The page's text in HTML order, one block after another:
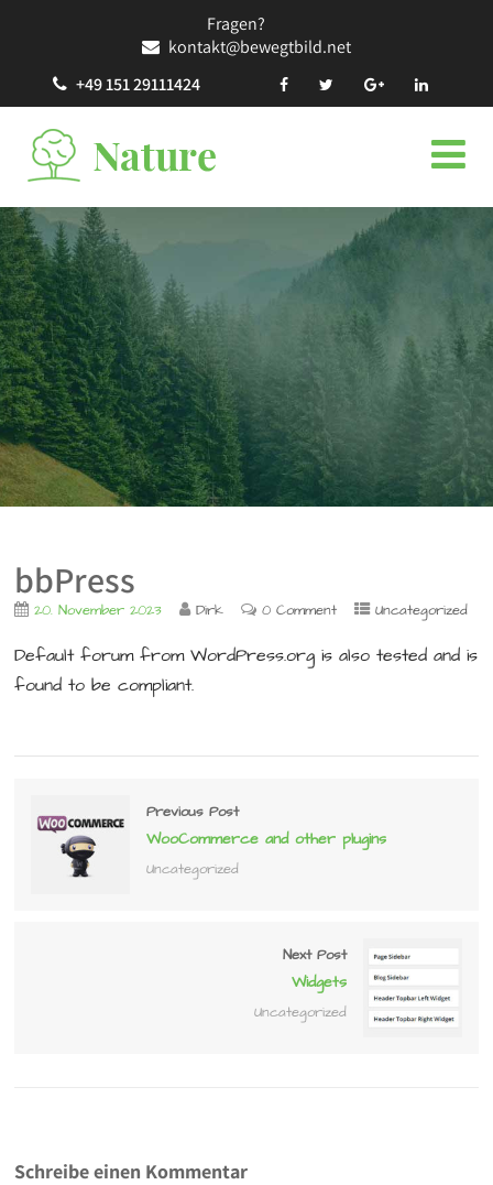
Fragen?
kontakt@bewegtbild.net
+49 151 29111424
bbPress
20. November 2023 Dirk 0 Comment Uncategorized
Default forum from WordPress.org is also tested and is
found to be compliant.
Previous Post
WooCommerce and other plugins
Uncategorized
Next Post
Widgets
Uncategorized
Schreibe einen Kommentar